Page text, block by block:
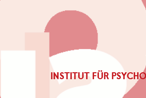
INSTITUT FÜR